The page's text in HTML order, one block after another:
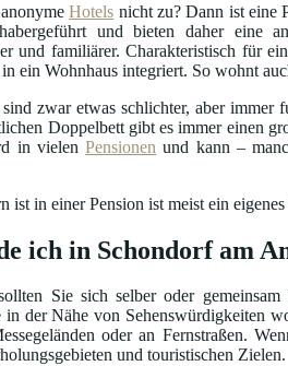
Hotels nicht zu? Dann ist eine
und bieten daher eine
und familiärer. Charakteristisch für
ein Wohnhaus integriert. So wohnt
zwar etwas schlichter, aber immer
Doppelbett gibt es immer einen
in vielenPensionen und kann –
ist in einer Pension ist meist ein
ich in Schondorf am
Sie sich selber oder
in der Nähe von Sehenswürdigkeiten
oder an Fernstraßen.
und touristischen Zielen.